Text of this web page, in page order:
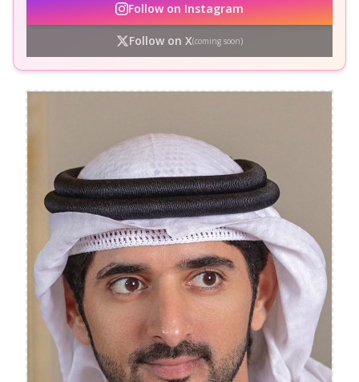
Follow on Instagram
Follow on X(coming soon)